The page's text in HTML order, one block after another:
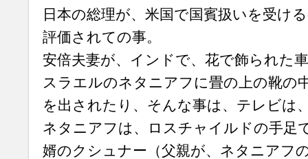
日本の総理が、米国で国賓扱いを受け
評価されての事。
安倍夫妻が、インドで、花で飾られた
スラエルのネタニアフに畳の上の靴の
を出されたり、そんな事は、テレビは
ネタニアフは、ロスチャイルドの手足
婿のクシュナー（父親が、ネタニアフ